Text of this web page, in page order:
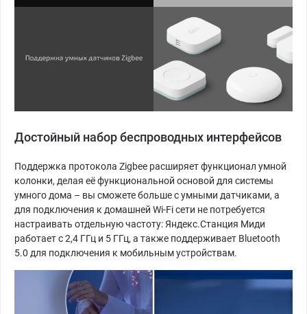
Достойный набор беспроводных интерфейсов
Поддержка протокола Zigbee расширяет функционал умной
колонки, делая её функциональной основой для системы
умного дома – вы сможете больше с умными датчиками, а
для подключения к домашней Wi-Fi сети не потребуется
настраивать отдельную частоту: Яндекс.Станция Миди
работает с 2,4 ГГц и 5 ГГц, а также поддерживает Bluetooth
5.0 для подключения к мобильным устройствам.